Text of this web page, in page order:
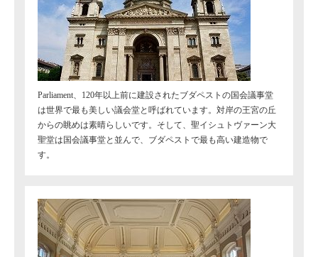
Parliament、120年以上前に建設されたブダペストの国会議事堂
は世界で最も美しい議会堂と呼ばれています。対岸の王宮の丘
からの眺めは素晴らしいです。そして、聖イシュトヴァーン大
聖堂は国会議事堂と並んで、ブダペストで最も高い建造物で
す。